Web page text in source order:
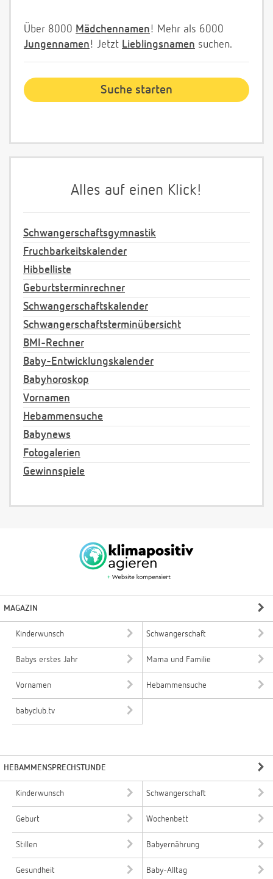
Über 8000 Mädchennamen! Mehr als 6000
Jungennamen! Jetzt Lieblingsnamen suchen.
Alles auf einen Klick!
Schwangerschaftsgymnastik
Fruchbarkeitskalender
Hibbelliste
Geburtsterminrechner
Schwangerschaftskalender
Schwangerschaftsterminübersicht
BMI-Rechner
Baby-Entwicklungskalender
Babyhoroskop
Vornamen
Hebammensuche
Babynews
Fotogalerien
Gewinnspiele
MAGAZIN
Kinderwunsch Schwangerschaft
Babys erstes Jahr Mama und Familie
Vornamen Hebammensuche
babyclub.tv
HEBAMMENSPRECHSTUNDE
Kinderwunsch Schwangerschaft
Geburt Wochenbett
Stillen Babyernährung
Gesundheit Baby-Alltag